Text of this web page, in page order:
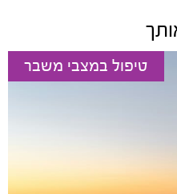
טיפול במצבי משבר